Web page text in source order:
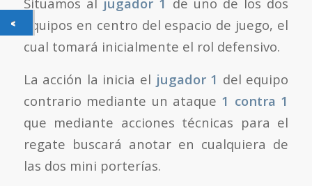
equipos en centro del espacio de juego, el
cual tomará inicialmente el rol defensivo.
La acción la inicia el jugador 1 del equipo
contrario mediante un ataque 1 contra 1
que mediante acciones técnicas para el
regate buscará anotar en cualquiera de
las dos mini porterías.